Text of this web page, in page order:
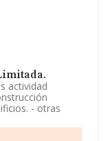
actividad
- otras
no
bebidas y